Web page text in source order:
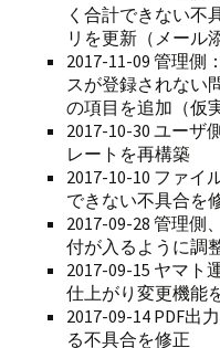
く合計できない不
リを更新（メール
2017-11-09 管理側
スが登録されない
の項目を追加（仮
2017-10-30 ユーザ
レートを再構築
2017-10-10 ファイ
できない不具合を
2017-09-28 管理側
付が入るように調
2017-09-15 ヤマト
仕上がり変更機能
2017-09-14 PDF出
る不具合を修正